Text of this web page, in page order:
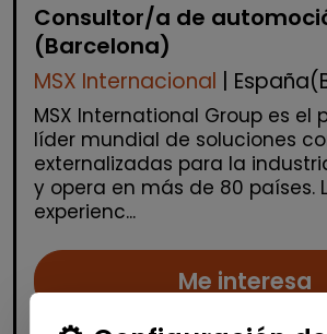
Consultor/a de
(Barcelona)
MSX Internacional |
MSX International Group es el
líder mundial de soluciones
externalizadas para la
y opera en más de 80 países.
experienc...
Me interesa